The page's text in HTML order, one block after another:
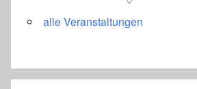
alle Veranstaltungen